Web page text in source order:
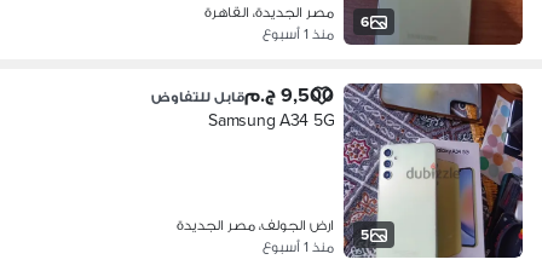
6
مصر الجديدة، القاهرة
منذ 1 أسبوع
5
9,500 ج.م قابل للتفاوض
Samsung A34 5G
ارض الجولف، مصر الجديدة
منذ 1 أسبوع